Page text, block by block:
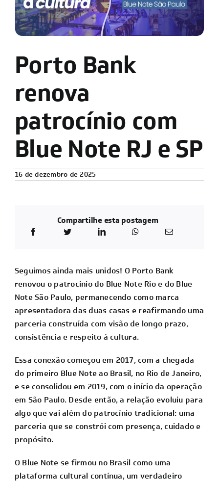
Porto Bank
renova
patrocínio com
Blue Note RJ e SP
16 de dezembro de 2025
Compartilhe esta postagem
Seguimos ainda mais unidos! O Porto Bank
renovou o patrocínio do Blue Note Rioe do Blue
Note São Paulo, permanecendo como marca
apresentadora das duas casas e reafirmando uma
parceria construída com visão de longo prazo,
consistência e respeito à cultura.
Essa conexão começou em 2017, com a chegada
do primeiro Blue Note ao Brasil, no Rio de Janeiro,
e se consolidou em 2019, com o início da operação
em São Paulo. Desde então, a relação evoluiu para
algo que vai além do patrocínio tradicional: uma
parceria que se constrói com presença, cuidado e
propósito.
O Blue Note se firmou no Brasil como uma
plataforma cultural contínua, um verdadeiro